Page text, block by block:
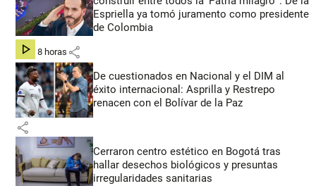
Espriella ya tomó juramento como presidente
de Colombia
hace 8 horas share
De cuestionados en Nacional y el DIM al
éxito internacional: Asprilla y Restrepo
renacen con el Bolívar de la Paz
share
Cerraron centro estético en Bogotá tras
hallar desechos biológicos y presuntas
irregularidades sanitarias